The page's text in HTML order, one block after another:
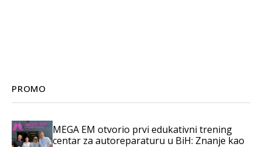
PROMO
MEGA EM otvorio prvi edukativni trening
centar za autoreparaturu u BiH: Znanje kao